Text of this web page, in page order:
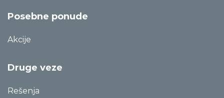
Posebne ponude
Akcije
Druge veze
Rešenja